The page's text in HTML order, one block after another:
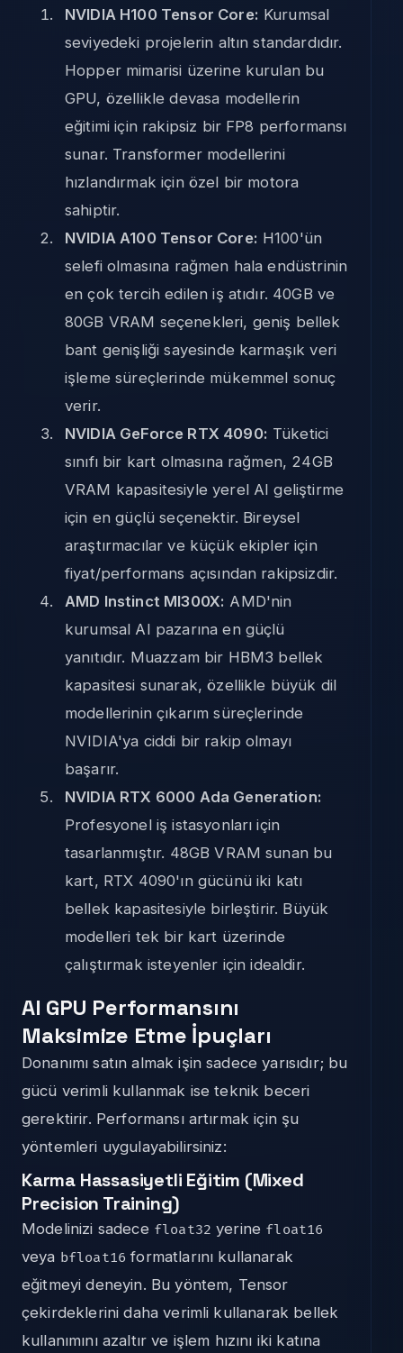
NVIDIA H100 Tensor Core: Kurumsal
seviyedeki projelerin altın standardıdır.
Hopper mimarisi üzerine kurulan bu
GPU, özellikle devasa modellerin
eğitimi için rakipsiz bir FP8 performansı
sunar. Transformer modellerini
hızlandırmak için özel bir motora
sahiptir.
NVIDIA A100 Tensor Core: H100'ün
selefi olmasına rağmen hala endüstrinin
en çok tercih edilen iş atıdır. 40GB ve
80GB VRAM seçenekleri, geniş bellek
bant genişliği sayesinde karmaşık veri
işleme süreçlerinde mükemmel sonuç
verir.
NVIDIA GeForce RTX 4090: Tüketici
sınıfı bir kart olmasına rağmen, 24GB
VRAM kapasitesiyle yerel AI geliştirme
için en güçlü seçenektir. Bireysel
araştırmacılar ve küçük ekipler için
fiyat/performans açısından rakipsizdir.
AMD Instinct MI300X: AMD'nin
kurumsal AI pazarına en güçlü
yanıtıdır. Muazzam bir HBM3 bellek
kapasitesi sunarak, özellikle büyük dil
modellerinin çıkarım süreçlerinde
NVIDIA'ya ciddi bir rakip olmayı
başarır.
NVIDIA RTX 6000 Ada Generation:
Profesyonel iş istasyonları için
tasarlanmıştır. 48GB VRAM sunan bu
kart, RTX 4090'ın gücünü iki katı
bellek kapasitesiyle birleştirir. Büyük
modelleri tek bir kart üzerinde
çalıştırmak isteyenler için idealdir.
AI GPU Performansını
Maksimize Etme İpuçları
Donanımı satın almak işin sadece yarısıdır; bu
gücü verimli kullanmak ise teknik beceri
gerektirir. Performansı artırmak için şu
yöntemleri uygulayabilirsiniz:
Karma Hassasiyetli Eğitim (Mixed
Precision Training)
Modelinizi sadece float32 yerine float16
veya bfloat16 formatlarını kullanarak
eğitmeyi deneyin. Bu yöntem, Tensor
çekirdeklerini daha verimli kullanarak bellek
kullanımını azaltır ve işlem hızını iki katına